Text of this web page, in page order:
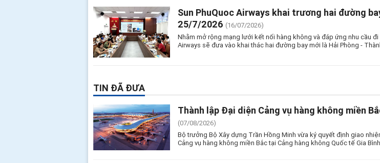
Sun PhuQuoc Airways khai trương hai đường
25/7/2026 (16/07/2026)
Nhằm mở rộng mạng lưới kết nối hàng không và đáp ứng nhu cầu
Airways sẽ đưa vào khai thác hai đường bay mới là Hải Phòng -
TIN ĐÃ ĐƯA
Thành lập Đại diện Cảng vụ hàng không miền
(07/08/2026)
Bộ trưởng Bộ Xây dựng Trần Hồng Minh vừa ký quyết định giao
Cảng vụ hàng không miền Bắc tại Cảng hàng không Quốc tế Gia